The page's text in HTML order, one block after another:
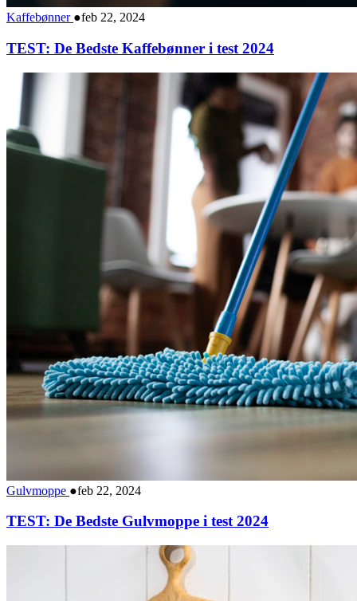
Kaffebønner ●feb 22, 2024
TEST: De Bedste Kaffebønner i test 2024
Gulvmoppe ●feb 22, 2024
TEST: De Bedste Gulvmoppe i test 2024